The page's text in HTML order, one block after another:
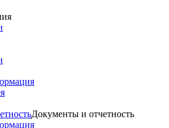
Документы и отчетность